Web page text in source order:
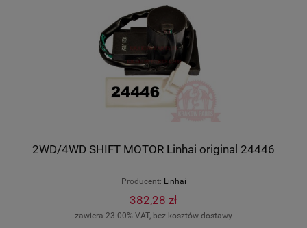
2WD/4WD SHIFT MOTOR Linhai original 24446
Producent: Linhai
382,28 zł
zawiera 23.00% VAT, bez kosztów dostawy